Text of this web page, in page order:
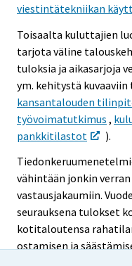
viestintätekniikan
Toisaalta kuluttajien
tarjota väline
tuloksia ja aikasarjoja
ym. kehitystä
kansantalouden
työvoimatutkimus ,
pankkitilastot
).
vähintään jonkin
vastausjakaumiin.
seurauksena tulokset
kotitaloutensa
ostamisen ja